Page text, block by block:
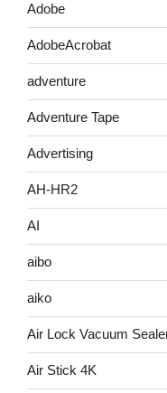
Adobe
AdobeAcrobat
adventure
Adventure Tape
Advertising
AH-HR2
AI
aibo
aiko
Air Lock Vacuum
Air Stick 4K